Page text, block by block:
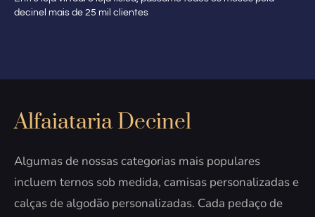
decinel mais de 25 mil clientes
Alfaiataria Decinel
Algumas de nossas categorias mais populares
incluem ternos sob medida, camisas personalizadas e
calças de algodão personalizadas. Cada pedaço de